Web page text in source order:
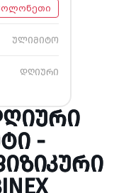
ულიმიტო
დღიური
-